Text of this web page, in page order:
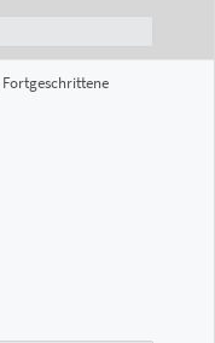
Fortgeschrittene